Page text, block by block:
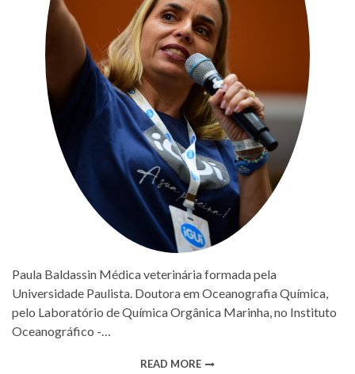
Paula Baldassin Médica veterinária formada pela
Universidade Paulista. Doutora em Oceanografia Química,
pelo Laboratório de Química Orgânica Marinha, no Instituto
Oceanográfico -…
READ MORE